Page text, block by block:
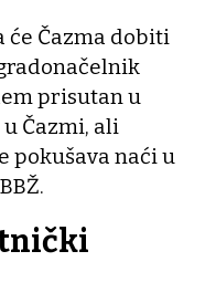
Čazma dobiti
prisutan u
Čazmi, ali
pokušava naći u